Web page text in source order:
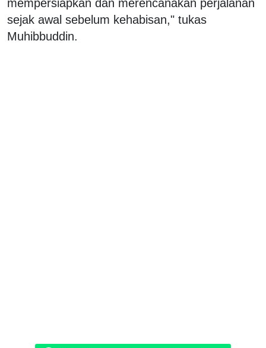
mempersiapkan dan merencanakan perjalanan
sejak awal sebelum kehabisan," tukas
Muhibbuddin.